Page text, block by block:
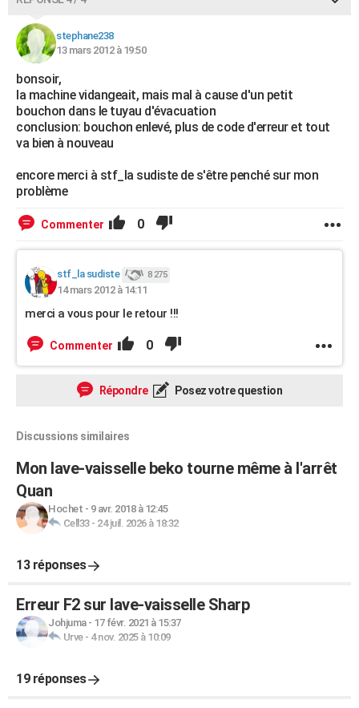
stephane238
13 mars 2012 à 19:50
bonsoir,
la machine vidangeait, mais mal à cause d'un petit
bouchon dans le tuyau d'évacuation
conclusion: bouchon enlevé, plus de code d'erreur et tout
va bien à nouveau
encore merci à stf_la sudiste de s'être penché sur mon
problème
Commenter 0
stf_la sudiste 8 275
14 mars 2012 à 14:11
merci a vous pour le retour !!!
Commenter 0
Répondre Posez votre question
Discussions similaires
Mon lave-vaisselle beko tourne même à l'arrêt
Quan
Hochet - 9 avr. 2018 à 12:45
Cell33- 24 juil. 2026 à 18:32
13 réponses
Erreur F2 sur lave-vaisselle Sharp
Johjuma- 17 févr. 2021 à 15:37
Urve- 4 nov. 2025 à 10:09
19 réponses